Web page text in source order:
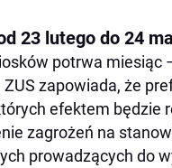
23 lutego do 24
potrwa miesiąc
zapowiada, że
efektem będzie
zagrożeń na
prowadzących do